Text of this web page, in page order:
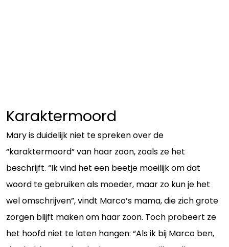
Karaktermoord
Mary is duidelijk niet te spreken over de
“karaktermoord” van haar zoon, zoals ze het
beschrijft. “Ik vind het een beetje moeilijk om dat
woord te gebruiken als moeder, maar zo kun je het
wel omschrijven”, vindt Marco’s mama, die zich grote
zorgen blijft maken om haar zoon. Toch probeert ze
het hoofd niet te laten hangen: “Als ik bij Marco ben,